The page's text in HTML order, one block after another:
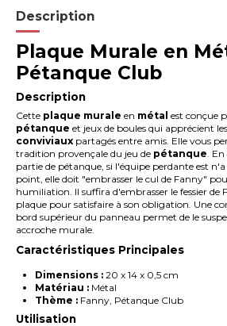
Description
Plaque Murale en
Pétanque Club
Description
Cette plaque murale en métal est conçue
pétanque et jeux de boules qui apprécient les
conviviaux partagés entre amis. Elle vous
tradition provençale du jeu de pétanque .
partie de pétanque, si l'équipe perdante est
point, elle doit "embrasser le cul de Fanny"
humiliation. Il suffira d'embrasser le fessier de
plaque pour satisfaire à son obligation. Une
bord supérieur du panneau permet de le
accroche murale.
Caractéristiques Principales
Dimensions : 20 x 14 x 0,5 cm
Matériau : Métal
Thème : Fanny, Pétanque Club
Utilisation